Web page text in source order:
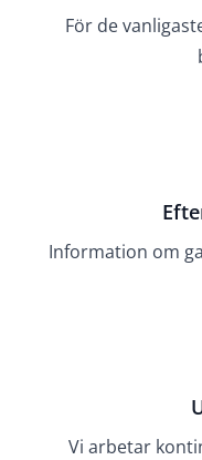
För de
Information om
Vi arbetar